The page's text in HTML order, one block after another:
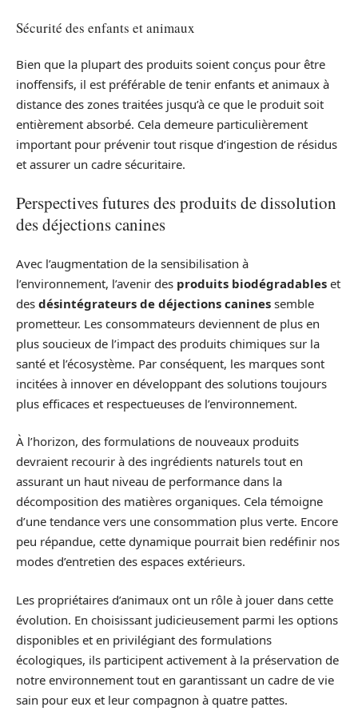
Sécurité des enfants et animaux
Bien que la plupart des produits soient conçus pour être
inoffensifs, il est préférable de tenir enfants et animaux à
distance des zones traitées jusqu’à ce que le produit soit
entièrement absorbé. Cela demeure particulièrement
important pour prévenir tout risque d’ingestion de résidus
et assurer un cadre sécuritaire.
Perspectives futures des produits de dissolution
des déjections canines
Avec l’augmentation de la sensibilisation à
l’environnement, l’avenir des produits biodégradables et
des désintégrateurs de déjections canines semble
prometteur. Les consommateurs deviennent de plus en
plus soucieux de l’impact des produits chimiques sur la
santé et l’écosystème. Par conséquent, les marques sont
incitées à innover en développant des solutions toujours
plus efficaces et respectueuses de l’environnement.
À l’horizon, des formulations de nouveaux produits
devraient recourir à des ingrédients naturels tout en
assurant un haut niveau de performance dans la
décomposition des matières organiques. Cela témoigne
d’une tendance vers une consommation plus verte. Encore
peu répandue, cette dynamique pourrait bien redéfinir nos
modes d’entretien des espaces extérieurs.
Les propriétaires d’animaux ont un rôle à jouer dans cette
évolution. En choisissant judicieusement parmi les options
disponibles et en privilégiant des formulations
écologiques, ils participent activement à la préservation de
notre environnement tout en garantissant un cadre de vie
sain pour eux et leur compagnon à quatre pattes.